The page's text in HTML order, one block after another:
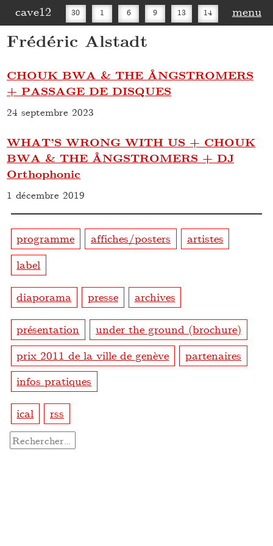
cave12 30 1 6 9 13 14
20
menu
Frédéric Alstadt
CHOUK BWA & THE ÅNGSTROMERS
+ PASSAGE DE DISQUES
24 septembre 2023
WHAT’S WRONG WITH US + CHOUK
BWA & THE ÅNGSTROMERS + DJ
Orthophonic
1 décembre 2019
programme affiches/posters
artistes
label
diaporama presse archives
présentation
under the ground (brochure)
prix 2011 de la ville de genève
partenaires
infos pratiques
ical rss
Rechercher :